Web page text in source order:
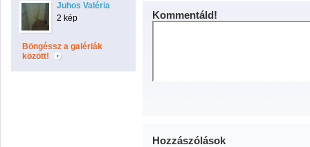
Juhos Valéria
2 kép
Böngéssz a galériák
között!
Kommentáld!
Hozzászólások